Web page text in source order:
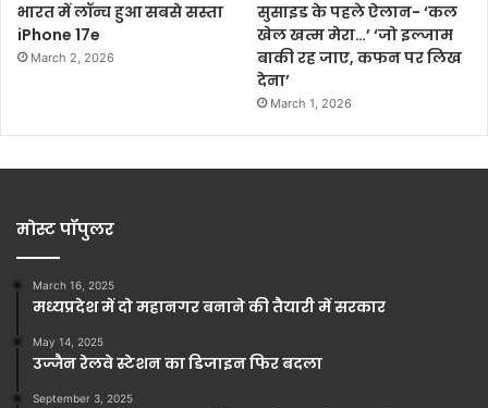
भारत में लॉन्च हुआ सबसे सस्ता
iPhone 17e
March 2, 2026
सुसाइड के पहले ऐलान- ‘कल
खेल खत्म मेरा…’ ‘जो इल्जाम
बाकी रह जाए, कफन पर लिख
देना’
March 1, 2026
मोस्ट पॉपुलर
March 16, 2025
मध्यप्रदेश में दो महानगर बनाने की तैयारी में सरकार
May 14, 2025
उज्जैन रेलवे स्टेशन का डिजाइन फिर बदला
September 3, 2025